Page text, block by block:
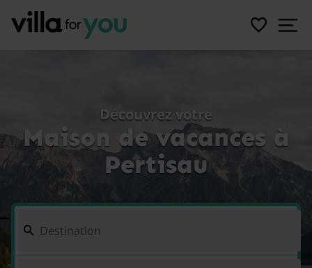
Découvrez votre
Maison de vacances à
Pertisau